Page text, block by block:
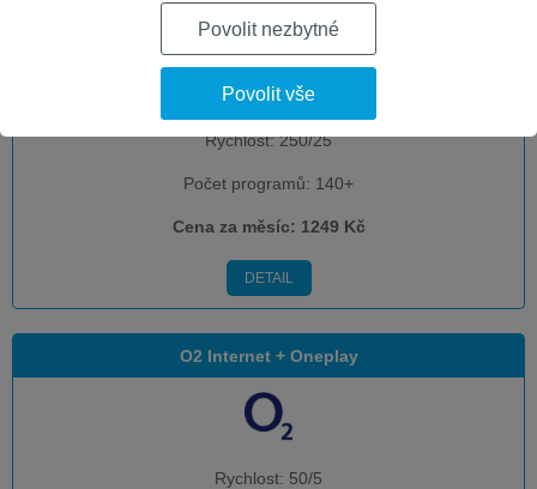
O2 Spolu
Rychlost:250/25
Počet programů: 140+
Cena za měsíc: 1249 Kč
DETAIL
O2 Internet + Oneplay
Rychlost: 50/5
Povolit nezbytné
Povolit vše